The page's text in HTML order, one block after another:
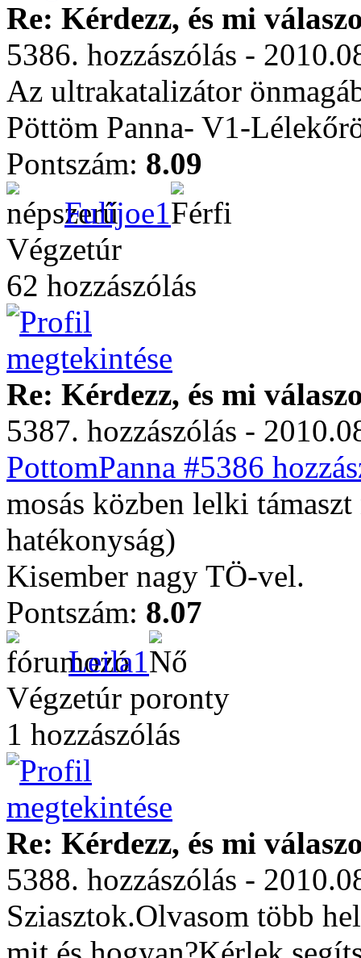
Re: Kérdezz, és mi
5386. hozzászólás -
Az ultrakatalizátor
Pöttöm Panna- V1-
Pontszám: 8.09
Fulijoe1
Végzetúr
62 hozzászólás
Re: Kérdezz, és mi
5387. hozzászólás -
PottomPanna #5386
mosás közben lelki
hatékonyság)
Kisember nagy TÖ-vel.
Pontszám: 8.07
Leila1
Végzetúr poronty
1 hozzászólás
Re: Kérdezz, és mi
5388. hozzászólás -
Sziasztok.Olvasom több